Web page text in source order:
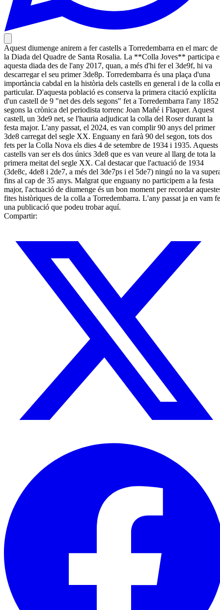
Aquest diumenge anirem a fer castells a Torredembarra en el marc de
la Diada del Quadre de Santa Rosalia. La **Colla Joves** participa
aquesta diada des de l'any 2017, quan, a més d'hi fer el 3de9f, hi va
descarregar el seu primer 3de8p. Torredembarra és una plaça d'una
importància cabdal en la història dels castells en general i de la colla
particular. D'aquesta població es conserva la primera citació explícita
d'un castell de 9 "net des dels segons" fet a Torredembarra l'any 1852
segons la crònica del periodista torrenc Joan Mañé i Flaquer. Aquest
castell, un 3de9 net, se l'hauria adjudicat la colla del Roser durant la
festa major. L'any passat, el 2024, es van complir 90 anys del primer
3de8 carregat del segle XX. Enguany en farà 90 del segon, tots dos
fets per la Colla Nova els dies 4 de setembre de 1934 i 1935. Aquests
castells van ser els dos únics 3de8 que es van veure al llarg de tota la
primera meitat del segle XX. Cal destacar que l'actuació de 1934
(3de8c, 4de8 i 2de7, a més del 3de7ps i el 5de7) ningú no la va
fins al cap de 35 anys. Malgrat que enguany no participem a la festa
major, l'actuació de diumenge és un bon moment per recordar
fites històriques de la colla a Torredembarra. L'any passat ja en vam
una publicació que podeu trobar aquí.
Compartir: